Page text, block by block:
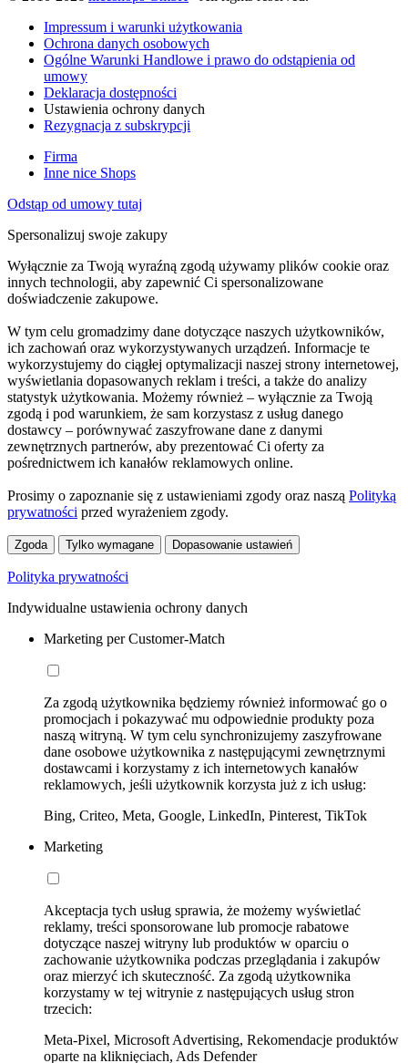
Impressum i warunki użytkowania
Ochrona danych osobowych
Ogólne Warunki Handlowe i prawo do odstąpienia od
umowy
Deklaracja dostępności
Ustawienia ochrony danych
Rezygnacja z subskrypcji
Firma
Inne nice Shops
Odstąp od umowy tutaj
Spersonalizuj swoje zakupy
Wyłącznie za Twoją wyraźną zgodą używamy plików cookie oraz
innych technologii, aby zapewnić Ci spersonalizowane
doświadczenie zakupowe.
W tym celu gromadzimy dane dotyczące naszych użytkowników,
ich zachowań oraz wykorzystywanych urządzeń. Informacje te
wykorzystujemy do ciągłej optymalizacji naszej strony internetowej,
wyświetlania dopasowanych reklam i treści, a także do analizy
statystyk użytkowania. Możemy również – wyłącznie za Twoją
zgodą i pod warunkiem, że sam korzystasz z usług danego
dostawcy – porównywać zaszyfrowane dane z danymi
zewnętrznych partnerów, aby prezentować Ci oferty za
pośrednictwem ich kanałów reklamowych online.
Prosimy o zapoznanie się z ustawieniami zgody oraz naszą Polityką
prywatności przed wyrażeniem zgody.
Zgoda Tylko wymagane Dopasowanie ustawień
Polityka prywatności
Indywidualne ustawienia ochrony danych
Marketing per Customer-Match
Za zgodą użytkownika będziemy również informować go o
promocjach i pokazywać mu odpowiednie produkty poza
naszą witryną. W tym celu synchronizujemy zaszyfrowane
dane osobowe użytkownika z następującymi zewnętrznymi
dostawcami i korzystamy z ich internetowych kanałów
reklamowych, jeśli użytkownik korzysta już z ich usług:
Bing, Criteo, Meta, Google, LinkedIn, Pinterest, TikTok
Marketing
Akceptacja tych usług sprawia, że możemy wyświetlać
reklamy, treści sponsorowane lub promocje rabatowe
dotyczące naszej witryny lub produktów w oparciu o
zachowanie użytkownika podczas przeglądania i zakupów
oraz mierzyć ich skuteczność. Za zgodą użytkownika
korzystamy w tej witrynie z następujących usług stron
trzecich:
Meta-Pixel, Microsoft Advertising, Rekomendacje produktów
oparte na kliknięciach, Ads Defender